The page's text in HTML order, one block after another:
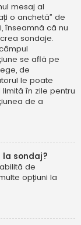
mesaj al
o anchetă” de
înseamnă că nu
sondaje.
se află pe
de
le poate
limită în zile pentru
de a
la sondaj?
de
opțiuni la